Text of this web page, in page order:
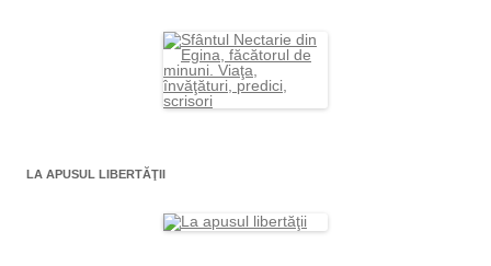
LA APUSUL LIBERTĂŢII